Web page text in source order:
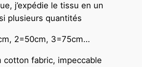
j’expédie le tissu en un
plusieurs quantités
2=50cm, 3=75cm…
cotton fabric, impeccable